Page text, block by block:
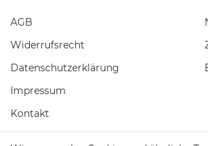
AGB
Widerrufs­recht
Daten­schutz­erklärung
Impressum
Kontakt